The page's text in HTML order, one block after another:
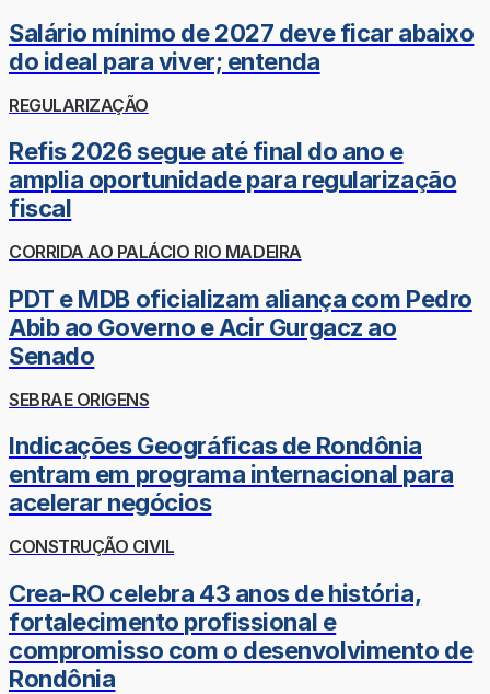
Salário mínimo de 2027 deve ficar abaixo
do ideal para viver; entenda
REGULARIZAÇÃO
Refis 2026 segue até final do ano e
amplia oportunidade para regularização
fiscal
CORRIDA AO PALÁCIO RIO MADEIRA
PDT e MDB oficializam aliança com Pedro
Abib ao Governo e Acir Gurgacz ao
Senado
SEBRAE ORIGENS
Indicações Geográficas de Rondônia
entram em programa internacional para
acelerar negócios
CONSTRUÇÃO CIVIL
Crea-RO celebra 43 anos de história,
fortalecimento profissional e
compromisso com o desenvolvimento de
Rondônia